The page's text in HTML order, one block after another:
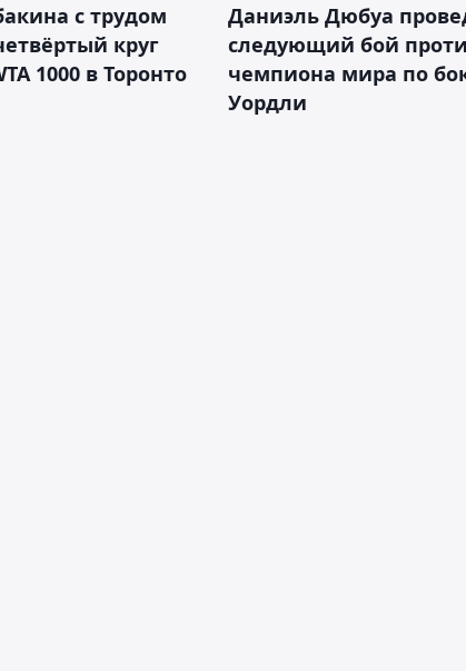
с трудом
круг
1000 в Торонто
Даниэль Дюбуа
следующий бой
чемпиона мира по
Уордли